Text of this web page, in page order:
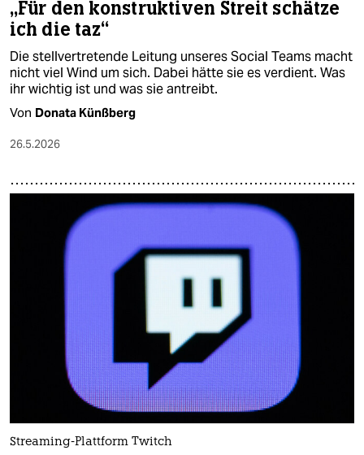
„Für den konstruktiven Streit schätze
ich die taz“
Die stellvertretende Leitung unseres Social Teams macht
nicht viel Wind um sich. Dabei hätte sie es verdient. Was
ihr wichtig ist und was sie antreibt.
Von Donata Künßberg
26.5.2026
Streaming-Plattform Twitch